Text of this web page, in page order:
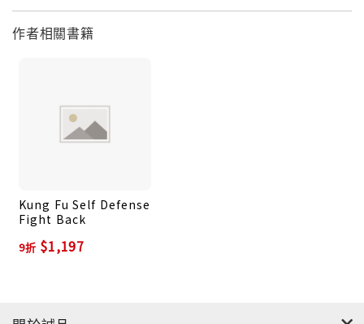
作者相關書籍
Kung Fu Self Defense
Fight Back
9折 $1,197